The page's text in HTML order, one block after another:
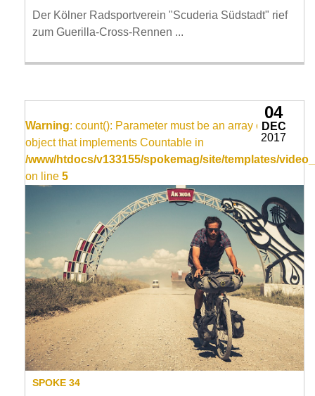
Der Kölner Radsportverein "Scuderia Südstadt" rief
zum Guerilla-Cross-Rennen ...
Warning: count(): Parameter must be an array or an
object that implements Countable in
/www/htdocs/v133155/spokemag/site/templates/
on line 5
SPOKE 34
04
DEC
2017